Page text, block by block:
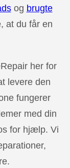
og brugte
at du får en
her for
levere den
fungerer
med din
for hjælp. Vi